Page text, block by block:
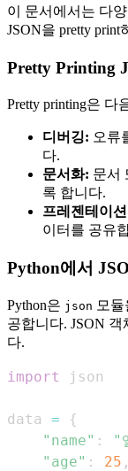
이 문서에서는 다
JSON을 pretty
Pretty Printing
Pretty printing은 다
디버깅: 오류
다.
문서화: 문서
록 합니다.
프레젠테이
이터를 공유
Python에서
Python은 json 모
공합니다. JSON 객
다.
import
data =
{
"name" : "
"age" : 25 ,